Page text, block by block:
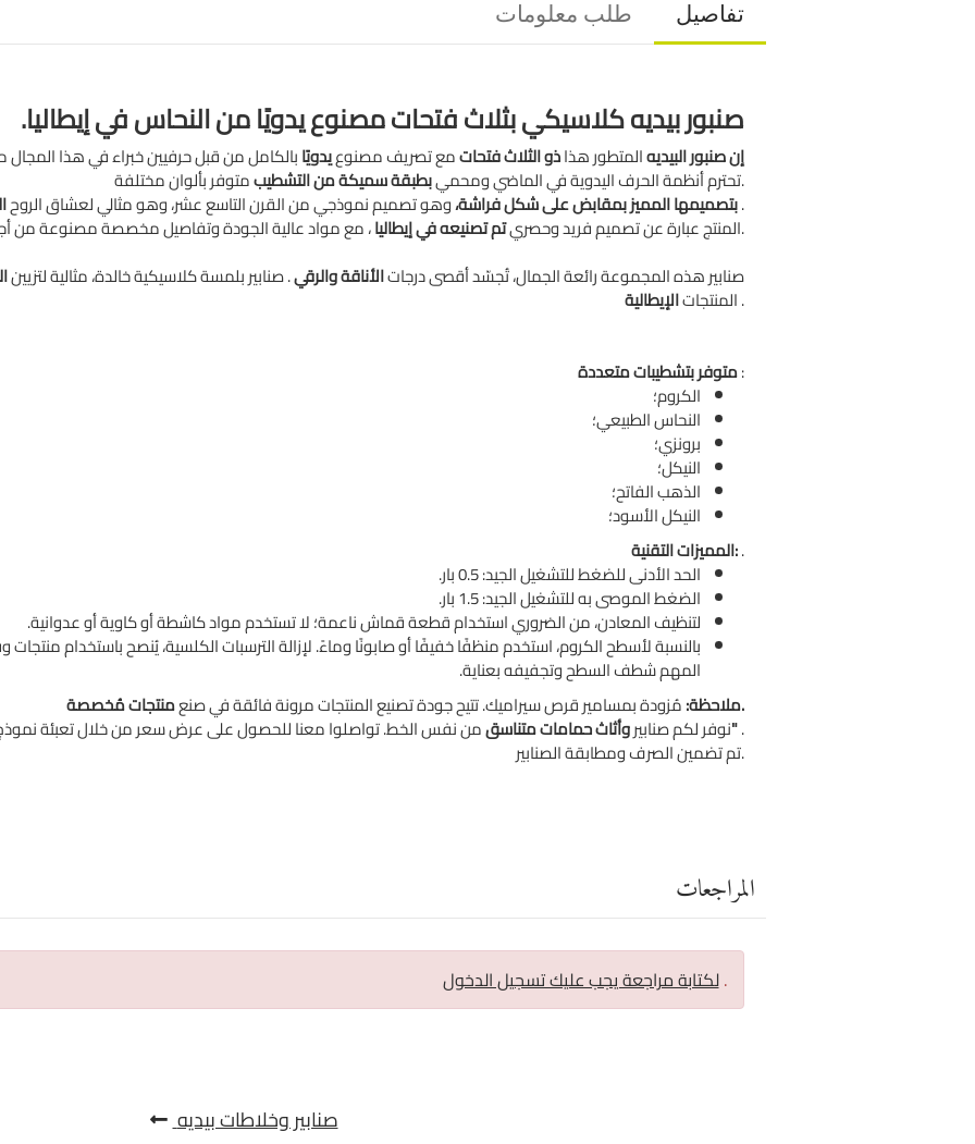
تفاصيل طلب معلومات
صنبور بيديه كلاسيكي بثلاث فتحات مصنوع يدويًا من النحاس في إيطاليا.
إن صنبور البيديهالمتطور هذاذو الثلاث فتحاتمع تصريف مصنوعيدويًابالكامل من قبل حرفيين خبراء في هذا
تحترم أنظمة الحرف اليدوية في الماضي ومحميبطبقة سميكة من التشطيب متوفر بألوان مختلفة.
بتصميمها المميز بمقابضعلى شكل فراشة،وهو تصميم نموذجي من القرن التاسع عشر، وهو مثالي لعشاق الروح .
المنتج عبارة عن تصميم فريد وحصريتم تصنيعه في إيطاليا
، مع مواد عالية الجودة وتفاصيل مخصصة مصنوعة من أجود أنواع السيراميك الإيطالي.
صنابير هذه المجموعة رائعة الجمال، تُجسّد أقصى درجاتالأناقةوالرقي. صنابير بلمسة كلاسيكية خالدة، مثالية لتزيين
المنتجاتالإيطالية .
متوفر بتشطيبات متعددة:
الكروم؛
النحاس الطبيعي؛
برونزي؛
النيكل؛
الذهب الفاتح؛
النيكل الأسود؛
المميزات التقنية:.
الحد الأدنى للضغط للتشغيل الجيد: 0.5 بار.
الضغط الموصى به للتشغيل الجيد: 1.5 بار.
لتنظيف المعادن، من الضروري استخدام قطعة قماش ناعمة؛ لا تستخدم مواد كاشطة أو كاوية أو عدوانية.
بالنسبة لأسطح الكروم، استخدم منظفًا خفيفًا أو صابونًا وماءً. لإزالة الترسبات الكلسية، يُنصح باستخدام
المهم شطف السطح وتجفيفه بعناية.
ملاحظة:مُزودة بمسامير قرص سيراميك. تتيح جودة تصنيع المنتجات مرونة فائقة في صنع منتجات مُخصصة.
نوفر لكم صنابيروأثاث حمامات متناسقمن نفس الخط. تواصلوا معنا للحصول على عرض سعر من خلال تعبئة "طلب معلومات".
تم تضمين الصرف ومطابقة الصنابير.
المراجعات
لكتابة مراجعة يجب عليك تسجيل الدخول.
صنابير وخلاطات بيديه